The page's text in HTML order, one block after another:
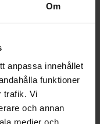
Om
anpassa innehållet
funktioner
trafik. Vi
och annan
medier och
väger